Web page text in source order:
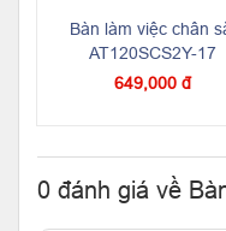
Bàn làm việc chân
AT120SCS2Y-17
649,000 đ
0 đánh giá về